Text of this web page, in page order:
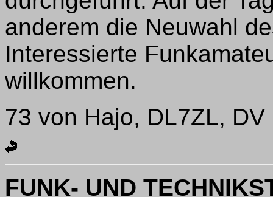
anderem die Neuwahl
Interessierte
willkommen.
73 von Hajo, DL7ZL, DV
FUNK- UND